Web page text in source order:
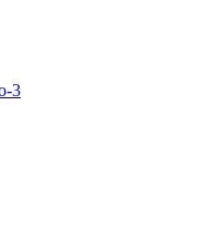
3